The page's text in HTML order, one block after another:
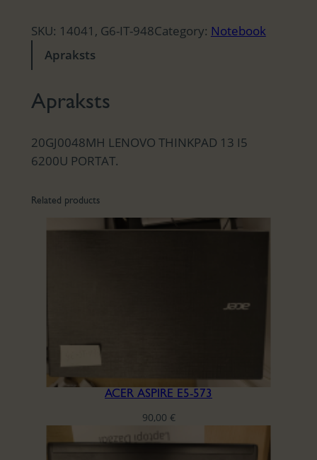
SKU: 14041, G6-IT-948Category: Notebook
Apraksts
Apraksts
20GJ0048MH LENOVO THINKPAD 13 I5
6200U PORTAT.
Related products
ACER ASPIRE E5-573
90,00 €